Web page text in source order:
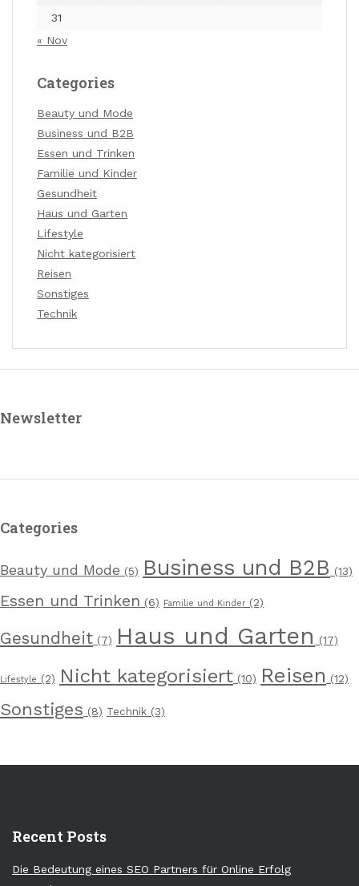
31
« Nov
Categories
Beauty und Mode
Business und B2B
Essen und Trinken
Familie und Kinder
Gesundheit
Haus und Garten
Lifestyle
Nicht kategorisiert
Reisen
Sonstiges
Technik
Newsletter
Categories
Beauty und Mode (5) Business und B2B (13)
Essen und Trinken (6) Familie und Kinder (2)
Gesundheit (7) Haus und Garten (17)
Lifestyle (2) Nicht kategorisiert (10) Reisen (12)
Sonstiges (8) Technik (3)
Recent Posts
Die Bedeutung eines SEO Partners für Online Erfolg